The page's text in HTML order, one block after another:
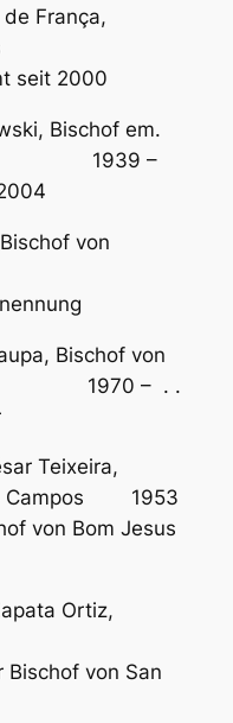
França,
2000
Bischof em.
1939 –
von
Bischof von
– . .
Teixeira,
Campos 1953
Bom Jesus
Ortiz,
von San